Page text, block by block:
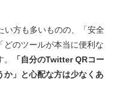
い方も多いものの、「安全
どのツールが本当に便利な
「自分のTwitter QRコー
か」と心配な方は少なくあ